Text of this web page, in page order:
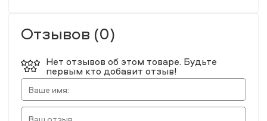
Отзывов (0)
Нет отзывов об этом товаре. Будьте
первым кто добавит отзыв!